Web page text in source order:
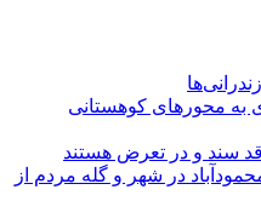
به محور‌های کوهستانی
در شهر و گله مردم از